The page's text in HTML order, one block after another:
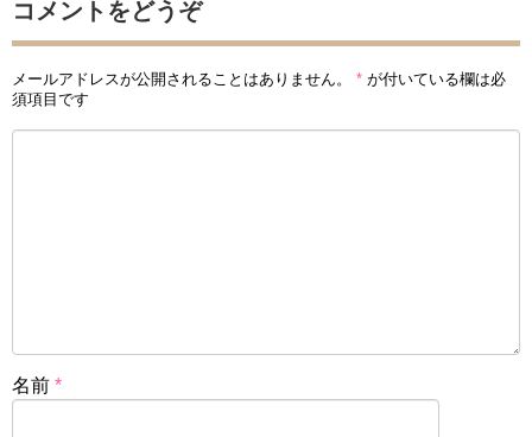
コメントをどうぞ
メールアドレスが公開されることはありません。 * が付いている欄は必
須項目です
名前 *